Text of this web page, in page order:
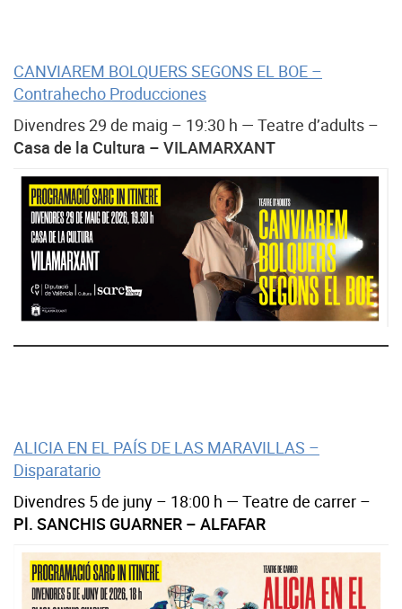
CANVIAREM BOLQUERS SEGONS EL BOE –
Contrahecho Producciones
Divendres 29 de maig – 19:30 h — Teatre d’adults –
Casa de la Cultura – VILAMARXANT
ALICIA EN EL PAÍS DE LAS MARAVILLAS –
Disparatario
Divendres 5 de juny – 18:00 h — Teatre de carrer –
Pl. SANCHIS GUARNER – ALFAFAR